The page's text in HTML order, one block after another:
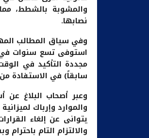
والمشوبة بالشطط، مما
نصابها.
وفي سياق المطالب
استوفى تسع سنوات في
مجددة التأكيد في
سابقاً) في الاستفادة من
وعبر أصحاب البلاغ
والموارد وإرباك
يتوانى عن إلغاء
والالتزام التام